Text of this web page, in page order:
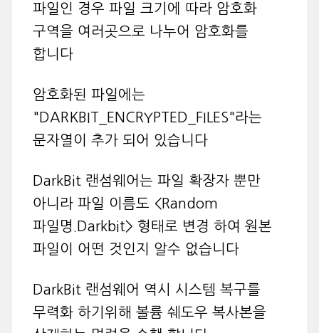
파일인 경우 파일 크기에 따라 암호화
구역을 여러곳으로 나누어 암호화를
합니다
암호화된 파일에는
"DARKBIT_ENCRYPTED_FILES"라는
문자열이 추가 되어 있습니다
DarkBit 랜섬웨어는 파일 확장자 뿐만
아니라 파일 이름도 <Random
파일명.Darkbit> 형태로 변경 하여 원본
파일이 어떤 것인지 알수 없습니다
DarkBit 랜섬웨어 역시 시스템 복구를
무력화 하기위해 볼륨 쉐도우 복사본을